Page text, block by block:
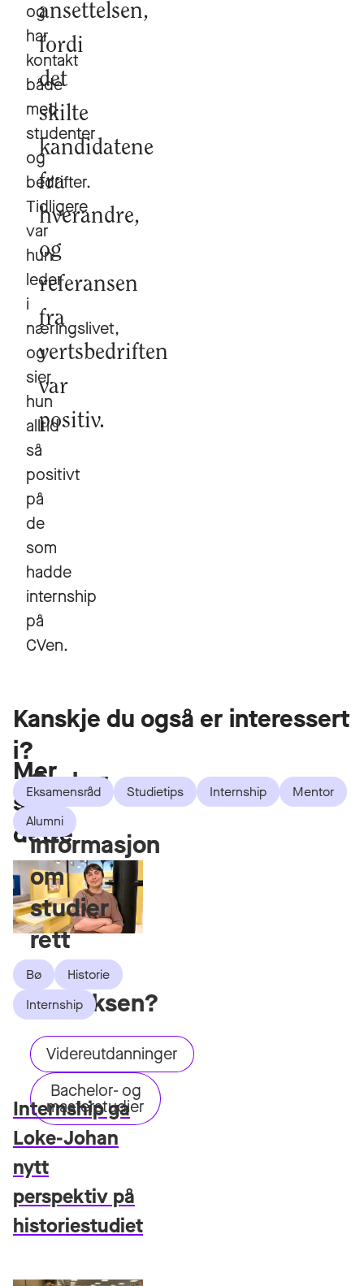
og
har
kontakt
både
med
studenter
og
bedrifter.
Tidligere
var
hun
leder
i
næringslivet,
og
sier
hun
alltid
så
positivt
på
de
som
hadde
internship
på
CVen.
ansettelsen,
fordi
det
skilte
kandidatene
fra
hverandre,
og
referansen
fra
vertsbedriften
var
positiv.
Ønsker
du
informasjon
om
studier
rett
i
innboksen?
Videreutdanninger
Bachelor- og
masterstudier
Mer
som
dette
Bø
Historie
Internship
Internship ga
Loke-Johan
nytt
perspektiv på
historiestudiet
Kanskje du også er interessert
i?
Eksamensråd Studietips Internship
Mentor
Alumni